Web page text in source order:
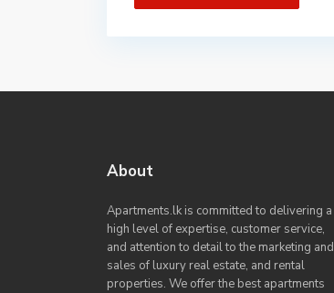
About
Apartments.lk is committed to delivering a
high level of expertise, customer service,
and attention to detail to the marketing and
sales of luxury real estate, and rental
properties. We offer the best apartments